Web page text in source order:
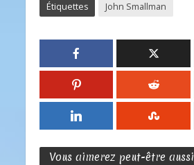
Étiquettes John Smallman
Vous aimerez peut-être aussi